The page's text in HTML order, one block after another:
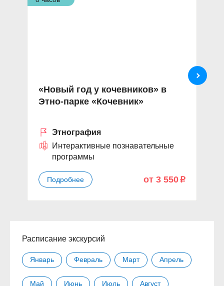
«Новый год у кочевников» в
Этно-парке «Кочевник»
Этнография
Интерактивные познавательные
программы
Подробнее от 3 550 p
Расписание экскурсий
Январь Февраль Март Апрель
Май Июнь Июль Август